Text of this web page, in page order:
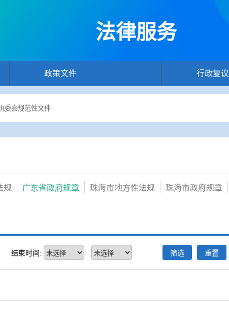
法律服务
政策文件 行政复议
规 广东省政府规章 珠海市地方性法规 珠海市政府规章
结束时间: 筛选 重置